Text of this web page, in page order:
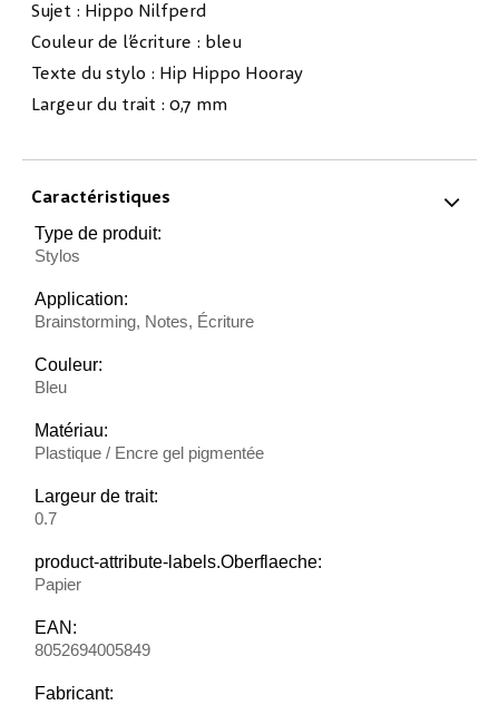
Sujet : Hippo Nilfperd
Couleur de l’écriture : bleu
Texte du stylo : Hip Hippo Hooray
Largeur du trait : 0,7 mm
Caractéristiques
Type de produit:
Stylos
Application:
Brainstorming, Notes, Écriture
Couleur:
Bleu
Matériau:
Plastique / Encre gel pigmentée
Largeur de trait:
0.7
product-attribute-labels.Oberflaeche:
Papier
EAN:
8052694005849
Fabricant: